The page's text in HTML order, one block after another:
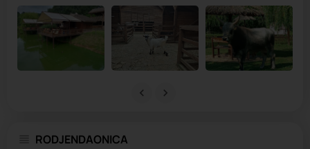
RODJENDAONICA